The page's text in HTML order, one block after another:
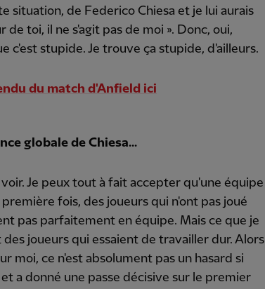
situation, de Federico Chiesa et je lui aurais
toi, il ne s'agit pas de moi ». Donc, oui,
c'est stupide. Je trouve ça stupide, d'ailleurs.
du match d'Anfield ici
globale de Chiesa...
Je peux tout à fait accepter qu'une équipe
fois, des joueurs qui n'ont pas joué
pas parfaitement en équipe. Mais ce que je
joueurs qui essaient de travailler dur. Alors
moi, ce n'est absolument pas un hasard si
a donné une passe décisive sur le premier